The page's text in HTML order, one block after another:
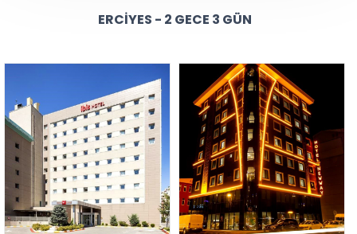
ERCIYES - 2 GECE 3 GÜN